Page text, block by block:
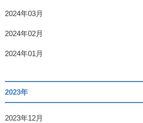
2024年03月
2024年02月
2024年01月
2023年
2023年12月